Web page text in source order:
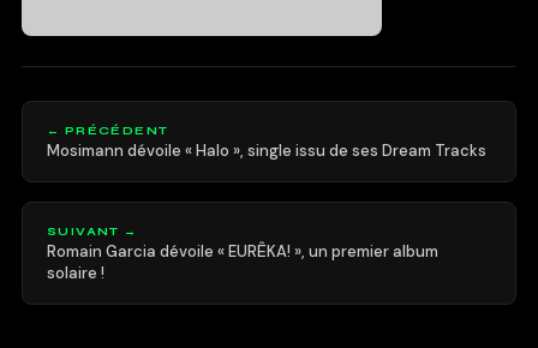
← PRÉCÉDENT
Mosimann dévoile « Halo », single issu de ses Dream Tracks
SUIVANT →
Romain Garcia dévoile « EURÊKA! », un premier album
solaire !